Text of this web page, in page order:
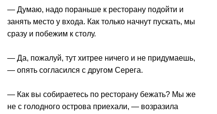
— Думаю, надо пораньше к ресторану подойти и
занять место у входа. Как только начнут пускать, мы
сразу и побежим к столу.
— Да, пожалуй, тут хитрее ничего и не придумаешь,
— опять согласился с другом Серега.
— Как вы собираетесь по ресторану бежать? Мы же
не с голодного острова приехали, — возразила